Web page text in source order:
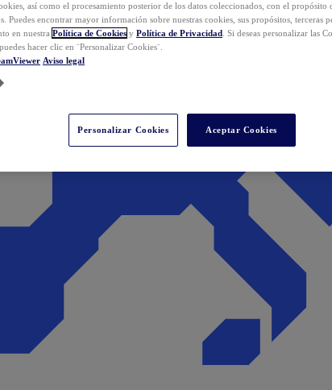
así como el procesamiento posterior de los datos coleccionados, con el propósito
Puedes encontrar mayor información sobre nuestras cookies, sus propósitos, terceras
en nuestra Política de Cookies y Política de Privacidad . Si deseas personalizar las
hacer clic en ¨Personalizar Cookies¨.
Aviso legal
Personalizar Cookies Aceptar Cookies